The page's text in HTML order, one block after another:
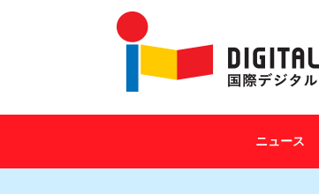
ニュース